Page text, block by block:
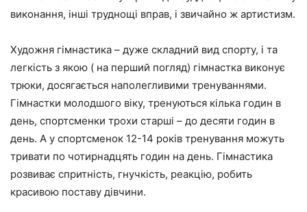
виконання, інші труднощі вправ, і звичайно ж артистизм.
Художня гімнастика – дуже складний вид спорту, і та
легкість з якою ( на перший погляд) гімнастка виконує
трюки, досягається наполегливими тренуваннями.
Гімнастки молодшого віку, тренуються кілька годин в
день, спортсменки трохи старші – до десяти годин в
день. А у спортсменок 12-14 років тренування можуть
тривати по чотирнадцять годин на день. Гімнастика
розвиває спритність, гнучкість, реакцію, робить
красивою поставу дівчини.